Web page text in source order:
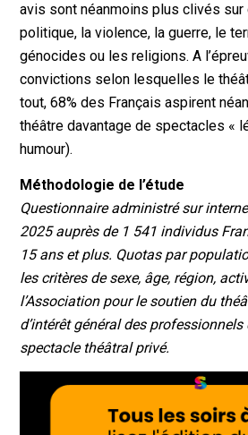
avis sont néanmoins plus clivés sur
politique, la violence, la guerre, le
génocides ou les religions. A
convictions selon lesquelles le
tout, 68% des Français aspirent
théâtre davantage de spectacles «
humour).
Méthodologie de l’étude
Questionnaire administré sur
2025 auprès de 1 541 individus
15 ans et plus. Quotas par
les critères de sexe, âge, région,
l’Association pour le soutien du
d’intérêt général des
spectacle théâtral privé.